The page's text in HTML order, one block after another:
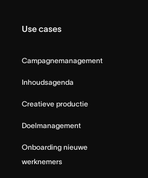
Use cases
Campagnemanagement
Inhoudsagenda
Creatieve productie
Doelmanagement
Onboarding nieuwe
werknemers